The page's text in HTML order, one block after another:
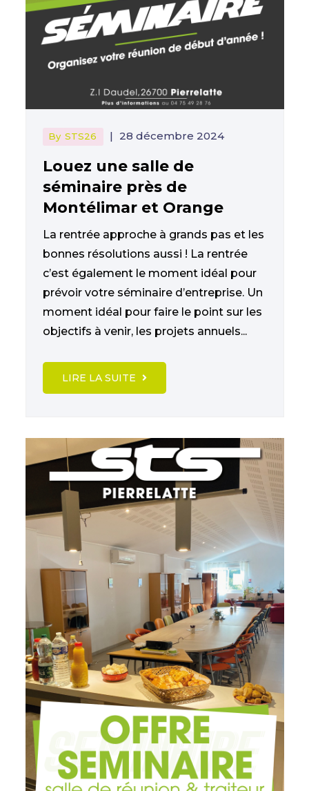
By STS26 | 28 décembre 2024
Louez une salle de
séminaire près de
Montélimar et Orange
La rentrée approche à grands pas et les
bonnes résolutions aussi ! La rentrée
c’est également le moment idéal pour
prévoir votre séminaire d’entreprise. Un
moment idéal pour faire le point sur les
objectifs à venir, les projets annuels...
LIRE LA SUITE